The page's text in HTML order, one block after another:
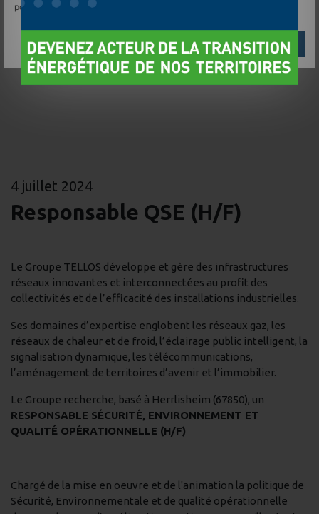
4 juillet 2024
Responsable QSE (H/F)
Le Groupe TELLOS développe et gère des infrastructures
réseaux innovantes et interconnectées au profit des
collectivités et de l’efficacité des installations industrielles.
Ses domaines d’expertise englobent les réseaux gaz, les
réseaux de chaleur et de froid, l’éclairage public intelligent, la
signalisation dynamique, les télécommunications,
l’aménagement de territoires d’avenir et l’immobilier.
Le Groupe recherche, basé à Herrlisheim (67850), un
RESPONSABLE SÉCURITÉ, ENVIRONNEMENT ET
QUALITÉ OPÉRATIONNELLE (H/F)
Chargé de la mise en oeuvre et de l'animation la politique de
Sécurité, Environnementale et de qualité opérationnelle
politique de cookies pour plus d'informations.
Accepter
Refuser
Gérer mes choix